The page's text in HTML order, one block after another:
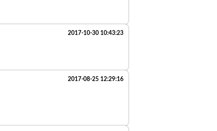
2017-10-30 10:43:23
2017-08-25 12:29:16